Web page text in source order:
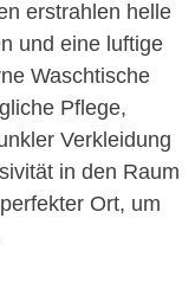
erstrahlen helle
und eine luftige
Waschtische
Pflege,
Verkleidung
in den Raum
Ort, um